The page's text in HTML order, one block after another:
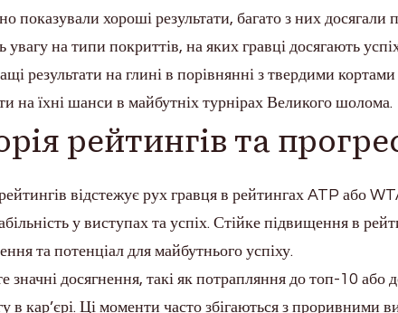
показували хороші результати, багато з них досягали
увагу на типи покриттів, на яких гравці досягають
результати на глині в порівнянні з твердими
на їхні шанси в майбутніх турнірах Великого шолома.
рейтингів та
рейтингів відстежує рух гравця в рейтингах ATP або
у виступах та успіх. Стійке підвищення в
та потенціал для майбутнього успіху.
значні досягнення, такі як потрапляння до топ-10 або
в кар’єрі. Ці моменти часто збігаються з проривними